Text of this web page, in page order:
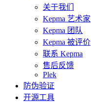
关于我们
Kepma 艺术家
Kepma 团队
Kepma 被评价
联系 Kepma
售后反馈
Plek
防伪验证
开源工具